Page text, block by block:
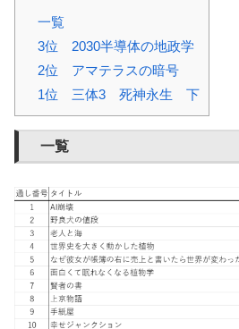
一覧
3位 2030半導体の地政学
2位 アマテラスの暗号
1位 三体3 死神永生 下
一覧